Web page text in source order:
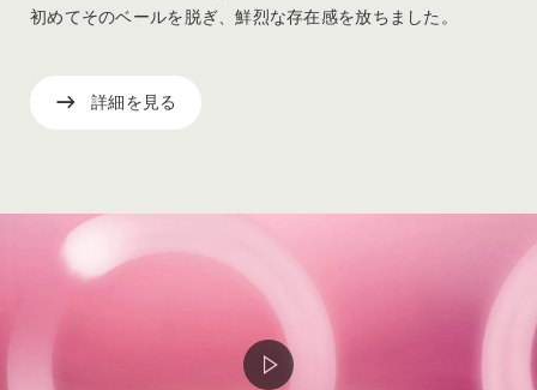
初めてそのベールを脱ぎ、鮮烈な存在感を放ちました。
詳細を見る